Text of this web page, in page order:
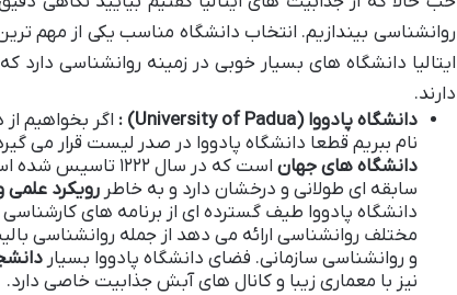
روانشناسی بیندازیم. انتخاب دانشگاه مناسب یکی از مهم
ایتالیا دانشگاه های بسیار خوبی در زمینه روانشناسی
دارند.
دانشگاه پادووا(University of Padua)
: اگر بخواهیم
نام ببریم قطعا دانشگاه پادووا در صدر لیست قرار می
دانشگاه های جهان
است که در سال
سابقه ای طولانی و درخشان دارد و به خاطررویکرد
دانشگاه پادووا طیف گسترده ای از برنامه های
مختلف روانشناسی ارائه می دهد از جمله روانشناسی
و روانشناسی سازمانی. فضای دانشگاه پادووا بسیار
نیز با معماری زیبا و کانال های آبش جذابیت خاصی دارد.